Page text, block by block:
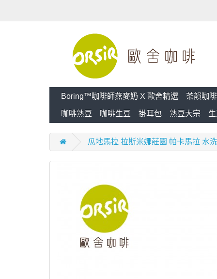
Boring™咖啡師燕麥奶 X 歐舍精選 茶韻咖啡
咖啡熟豆 咖啡生豆 掛耳包 熟豆大宗
瓜地馬拉 拉斯米娜莊園 帕卡馬拉 水